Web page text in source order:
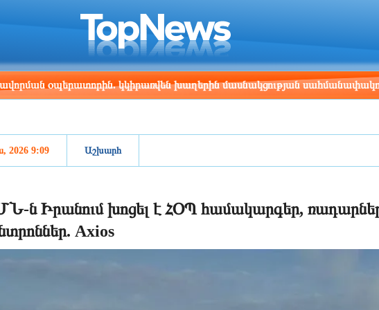
Los Angeles
00:12
Beijing
15:12
կկիրառվեն խաղերին մասնակցության սահմանափակումներ
2026 9:09 Աշխարհ
ն Իրանում խոցել է ՀՕՊ համակարգեր,
Axios